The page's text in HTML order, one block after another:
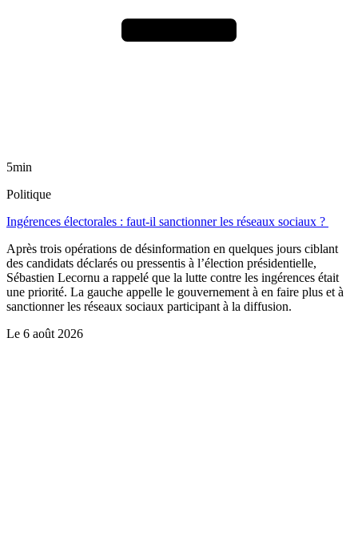
5min
Politique
Ingérences électorales : faut-il sanctionner les réseaux sociaux ?
Après trois opérations de désinformation en quelques jours ciblant
des candidats déclarés ou pressentis à l’élection présidentielle,
Sébastien Lecornu a rappelé que la lutte contre les ingérences était
une priorité. La gauche appelle le gouvernement à en faire plus et à
sanctionner les réseaux sociaux participant à la diffusion.
Le 6 août 2026